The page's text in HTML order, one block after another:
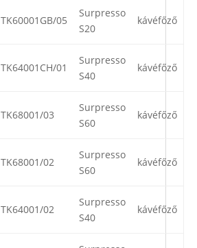
TK60001GB/05
Surpresso
S20
kávéfőző
TK64001CH/01
Surpresso
S40
kávéfőző
TK68001/03
Surpresso
S60
kávéfőző
TK68001/02
Surpresso
S60
kávéfőző
TK64001/02
Surpresso
S40
kávéfőző